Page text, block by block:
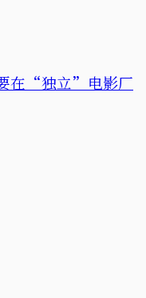
在“独立”电影厂